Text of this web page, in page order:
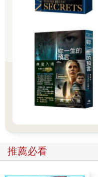
6.巧秤藥粉
難易度：★ 完成時
在化學實驗課上，同學們需
驗。而化學老師故意只給他
該如何取得適量的藥粉嗎？
難易度：★ 完成時
老師到文具店買獎品。售貨
筆和一塊橡皮擦是2元；3枝
1.4元。請問，如果老師各
推薦必看